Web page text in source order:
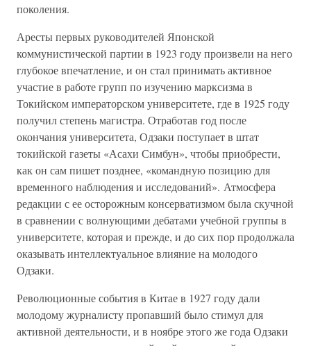
поколения.
Аресты первых руководителей Японской
коммунистической партии в 1923 году произвели на него
глубокое впечатление, и он стал принимать активное
участие в работе групп по изучению марксизма в
Токийском императорском университете, где в 1925 году
получил степень магистра. Отработав год после
окончания университета, Одзаки поступает в штат
токийской газеты «Асахи Симбун», чтобы приобрести,
как он сам пишет позднее, «командную позицию для
временного наблюдения и исследований». Атмосфера
редакции с ее осторожным консерватизмом была скучной
в сравнении с волнующими дебатами учебной группы в
университете, которая и прежде, и до сих пор продолжала
оказывать интеллектуальное влияние на молодого
Одзаки.
Революционные события в Китае в 1927 году дали
молодому журналисту пропавший было стимул для
активной деятельности, и в ноябре этого же года Одзаки